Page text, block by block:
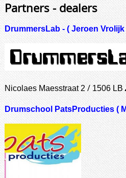
Partners - dealers
DrummersLab - ( Jeroen Vrolijk
N icolaes Maesstraat 2 / 1506 LB
Drumschool PatsProducties (